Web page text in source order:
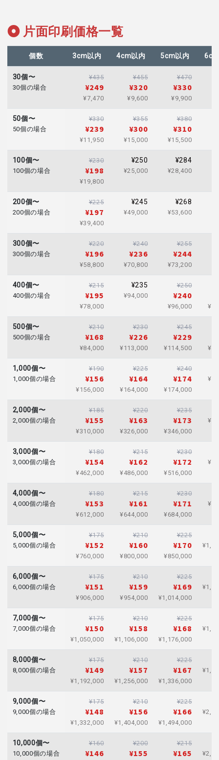
片面印刷価格一覧
個数 3cm以内 4cm以内 5cm以内
30個〜
30個の場合
¥435
¥249
¥7,470
¥455
¥320
¥9,600
¥470
¥330
¥9,900
50個〜
50個の場合
¥330
¥239
¥11,950
¥355
¥300
¥15,000
¥380
¥310
¥15,500
100個〜
100個の場合
¥230
¥198
¥19,800
¥250
¥25,000
¥284
¥28,400
200個〜
200個の場合
¥225
¥197
¥39,400
¥245
¥49,000
¥268
¥53,600
300個〜
300個の場合
¥220
¥196
¥58,800
¥240
¥236
¥70,800
¥255
¥244
¥73,200
400個〜
400個の場合
¥215
¥195
¥78,000
¥235
¥94,000
¥250
¥240
¥96,000
500個〜
500個の場合
¥210
¥168
¥84,000
¥230
¥226
¥113,000
¥245
¥229
¥114,500
1,000個〜
1,000個の場合
¥190
¥156
¥156,000
¥225
¥164
¥164,000
¥240
¥174
¥174,000
2,000個〜
2,000個の場合
¥185
¥155
¥310,000
¥220
¥163
¥326,000
¥235
¥173
¥346,000
3,000個〜
3,000個の場合
¥180
¥154
¥462,000
¥215
¥162
¥486,000
¥230
¥172
¥516,000
4,000個〜
4,000個の場合
¥180
¥153
¥612,000
¥215
¥161
¥644,000
¥230
¥171
¥684,000
5,000個〜
5,000個の場合
¥175
¥152
¥760,000
¥210
¥160
¥800,000
¥225
¥170
¥850,000
6,000個〜
6,000個の場合
¥175
¥151
¥906,000
¥210
¥159
¥954,000
¥225
¥169
¥1,014,000
7,000個〜
7,000個の場合
¥175
¥150
¥1,050,000
¥210
¥158
¥1,106,000
¥225
¥168
¥1,176,000
8,000個〜
8,000個の場合
¥175
¥149
¥1,192,000
¥210
¥157
¥1,256,000
¥225
¥167
¥1,336,000
9,000個〜
9,000個の場合
¥175
¥148
¥1,332,000
¥210
¥156
¥1,404,000
¥225
¥166
¥1,494,000
10,000個〜
10,000個の場合
¥160
¥146
¥200
¥155
¥215
¥165